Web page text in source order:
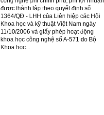
được thành lập theo quyết định số
1364/QĐ - LHH của Liên hiệp các Hội
Khoa học và kỹ thuật Việt Nam ngày
11/10/2006 và giấy phép hoạt động
khoa học công nghệ số A-571 do Bộ
Khoa học...